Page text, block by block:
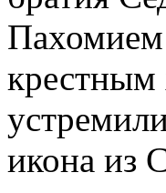
Пахомием
крестным
икона из